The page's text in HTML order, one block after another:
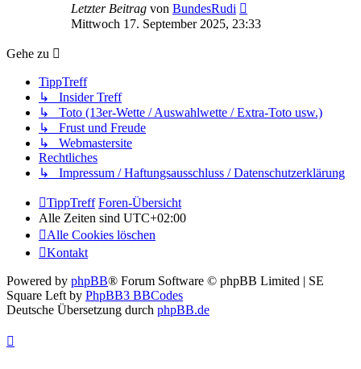
Letzter Beitrag von BundesRudi
Beitrag
Mittwoch 17. September 2025, 23:33
Gehe zu
TippTreff
↳ Insider Treff
↳ Toto (13er-Wette / Auswahlwette / Extra-Toto usw.)
↳ Frust und Freude
↳ Webmastersite
Rechtliches
↳ Impressum / Haftungsausschluss / Datenschutzerklärung
TippTreff Foren-Übersicht
Alle Zeiten sind UTC+02:00
Alle Cookies löschen
Kontakt
Powered by phpBB® Forum Software © phpBB Limited | SE
Square Left by PhpBB3 BBCodes
Deutsche Übersetzung durch phpBB.de